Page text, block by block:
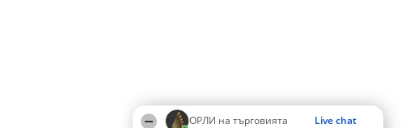
ОРЛИ на търговията Live chat